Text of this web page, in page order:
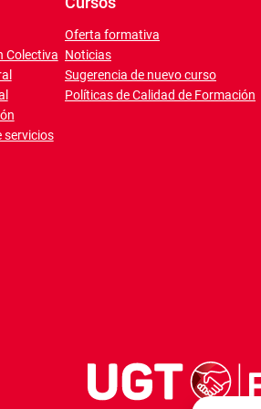
Colectiva
servicios
Oferta formativa
Noticias
Sugerencia de nuevo curso
Políticas de Calidad de Formación